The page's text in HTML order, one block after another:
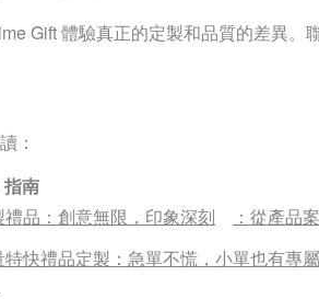
Gift 體驗真正的定製和品質的差異。
：
指南
禮品：創意無限，印象深刻
：從產品
特快禮品定製：急單不慌，小單也有專